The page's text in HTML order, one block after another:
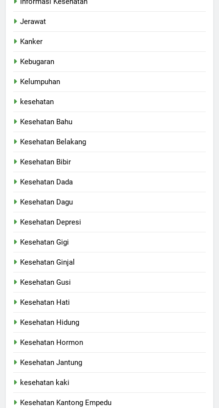
Jerawat
Kanker
Kebugaran
Kelumpuhan
kesehatan
Kesehatan Bahu
Kesehatan Belakang
Kesehatan Bibir
Kesehatan Dada
Kesehatan Dagu
Kesehatan Depresi
Kesehatan Gigi
Kesehatan Ginjal
Kesehatan Gusi
Kesehatan Hati
Kesehatan Hidung
Kesehatan Hormon
Kesehatan Jantung
kesehatan kaki
Kesehatan Kantong Empedu